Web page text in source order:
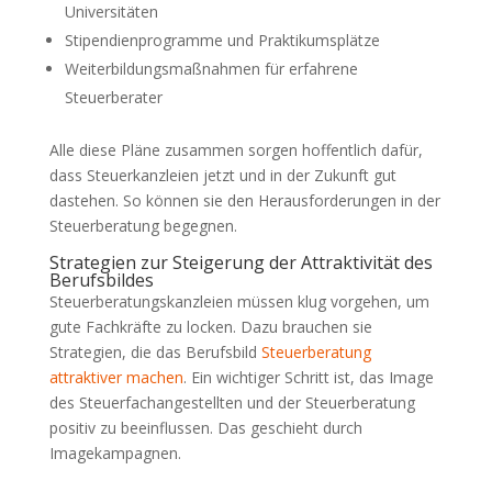
Universitäten
Stipendienprogramme und Praktikumsplätze
Weiterbildungsmaßnahmen für erfahrene
Steuerberater
Alle diese Pläne zusammen sorgen hoffentlich dafür,
dass Steuerkanzleien jetzt und in der Zukunft gut
dastehen. So können sie den Herausforderungen in der
Steuerberatung begegnen.
Strategien zur Steigerung der Attraktivität des
Berufsbildes
Steuerberatungskanzleien müssen klug vorgehen, um
gute Fachkräfte zu locken. Dazu brauchen sie
Strategien, die das Berufsbild Steuerberatung
attraktiver machen. Ein wichtiger Schritt ist, das Image
des Steuerfachangestellten und der Steuerberatung
positiv zu beeinflussen. Das geschieht durch
Imagekampagnen.